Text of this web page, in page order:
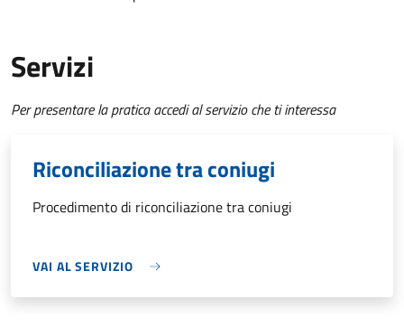
Servizi
Per presentare la pratica accedi al servizio che ti interessa
Riconciliazione tra coniugi
Procedimento di riconciliazione tra coniugi
VAI AL SERVIZIO